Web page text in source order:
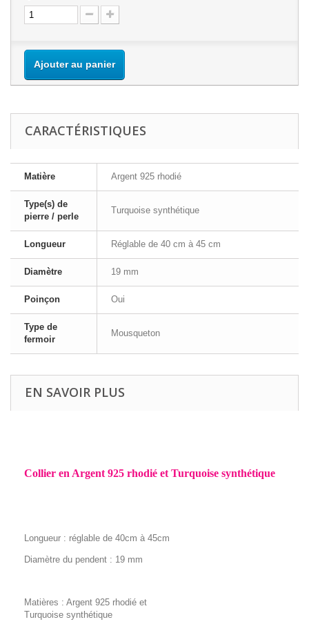
Ajouter au panier
CARACTÉRISTIQUES
Matière Argent 925 rhodié
Type(s) de
pierre / perle
Turquoise synthétique
Longueur Réglable de 40 cm à 45 cm
Diamètre 19 mm
Poinçon Oui
Type de
fermoir
Mousqueton
EN SAVOIR PLUS
Collier en Argent 925 rhodié et Turquoise synthétique
Longueur : réglable de 40cm à 45cm
Diamètre du pendent : 19 mm
Matières : Argent 925 rhodié et
Turquoise synthétique